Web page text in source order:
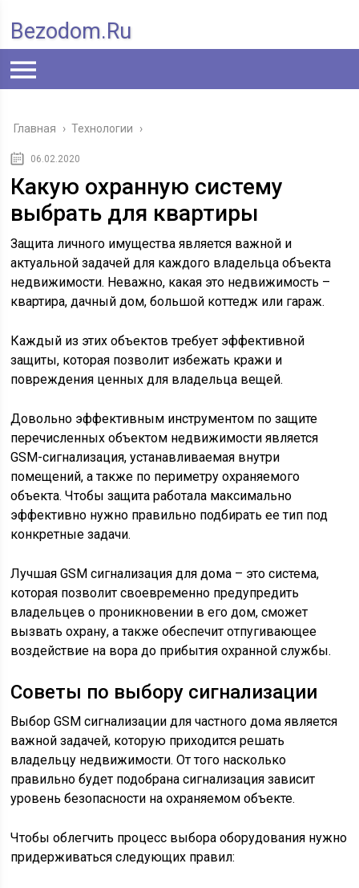
Bezodom.ru
Главная › Технологии ›
06.02.2020
Какую охранную систему
выбрать для квартиры
Защита личного имущества является важной и
актуальной задачей для каждого владельца объекта
недвижимости. Неважно, какая это недвижимость –
квартира, дачный дом, большой коттедж или гараж.
Каждый из этих объектов требует эффективной
защиты, которая позволит избежать кражи и
повреждения ценных для владельца вещей.
Довольно эффективным инструментом по защите
перечисленных объектом недвижимости является
GSM-сигнализация, устанавливаемая внутри
помещений, а также по периметру охраняемого
объекта. Чтобы защита работала максимально
эффективно нужно правильно подбирать ее тип под
конкретные задачи.
Лучшая GSM сигнализация для дома – это система,
которая позволит своевременно предупредить
владельцев о проникновении в его дом, сможет
вызвать охрану, а также обеспечит отпугивающее
воздействие на вора до прибытия охранной службы.
Советы по выбору сигнализации
Выбор GSM сигнализации для частного дома является
важной задачей, которую приходится решать
владельцу недвижимости. От того насколько
правильно будет подобрана сигнализация зависит
уровень безопасности на охраняемом объекте.
Чтобы облегчить процесс выбора оборудования нужно
придерживаться следующих правил: